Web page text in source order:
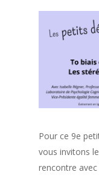
Pour ce 9e
vous invitons
rencontre avec